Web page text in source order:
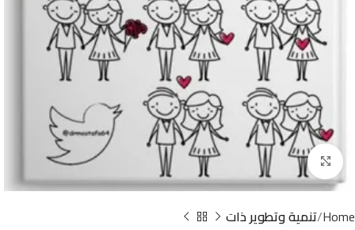
Click to enlarge
Home تنمية وتطوير ذات